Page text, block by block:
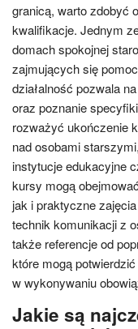
granicą, warto zdobyć
kwalifikacje. Jednym
domach spokojnej
zajmujących się
działalność pozwala
oraz poznanie
rozważyć ukończenie
nad osobami
instytucje edukacyjne
kursy mogą
jak i praktyczne
technik komunikacji z
także referencje od
które mogą
w wykonywaniu
Jakie są